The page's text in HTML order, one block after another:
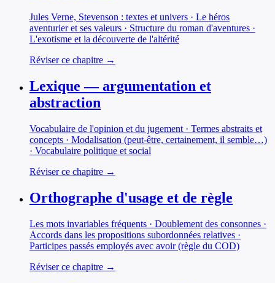
Jules Verne, Stevenson : textes et univers · Le héros
aventurier et ses valeurs · Structure du roman d'aventures ·
L'exotisme et la découverte de l'altérité
Réviser ce chapitre →
Lexique — argumentation et
abstraction
Vocabulaire de l'opinion et du jugement · Termes abstraits et
concepts · Modalisation (peut-être, certainement, il semble…)
· Vocabulaire politique et social
Réviser ce chapitre →
Orthographe d'usage et de règle
Les mots invariables fréquents · Doublement des consonnes ·
Accords dans les propositions subordonnées relatives ·
Participes passés employés avec avoir (règle du COD)
Réviser ce chapitre →